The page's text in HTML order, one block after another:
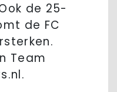
Ook de 25-
de FC
Team